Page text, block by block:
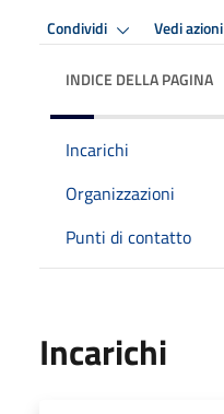
Condividi Vedi azioni
INDICE DELLA PAGINA
Incarichi
Organizzazioni
Punti di contatto
Incarichi